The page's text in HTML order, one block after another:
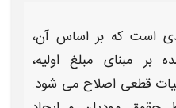
است که بر اساس آن،
بر مبنای مبلغ اولیه،
قطعی اصلاح می‌ شود.